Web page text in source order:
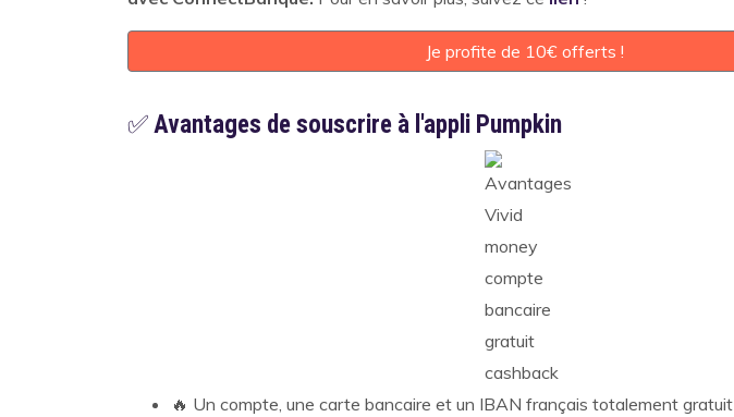
Je profite de 10€ offerts !
✅Avantages de souscrire à l'appli Pumpkin
🔥 Un compte, une carte bancaire et un IBAN français totalement gratuit